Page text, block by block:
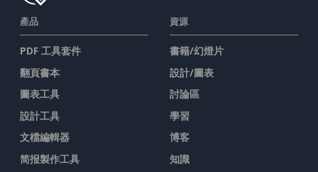
產品
PDF 工具套件
翻頁書本
圖表工具
設計工具
文檔編輯器
简报製作工具
資源
書籍/幻燈片
設計/圖表
討論區
學習
博客
知識